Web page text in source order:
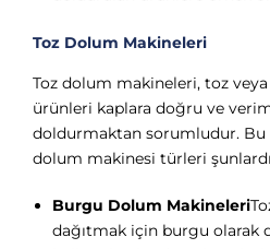
Toz Dolum Makineleri
Toz dolum makineleri, toz
ürünleri kaplara doğru ve
doldurmaktan sorumludur. Bu
dolum makinesi türleri
Burgu Dolum Makineleri
dağıtmak için burgu olarak